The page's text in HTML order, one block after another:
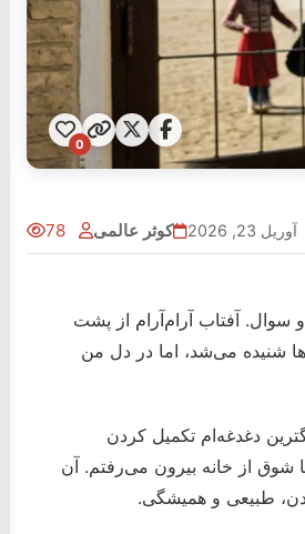
0
78 کوثر عالمی آوریل 23, 2026
آفتاب آرام‌آرام از پشت
شنیده می‌شد، اما در دل من
دغدغه‌ام تکمیل کردن
شوق از خانه بیرون می‌رفتم. آن
طبیعی و همیشگی.